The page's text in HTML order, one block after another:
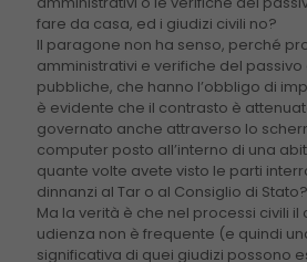
fare da casa, ed i giudizi civili no?
Il paragone non ha senso, perché
amministrativi e verifiche del
pubbliche, che hanno l’obbligo di
è evidente che il contrasto è
governato anche attraverso lo
computer posto all’interno di una
quante volte avete visto le parti
dinnanzi al Tar o al Consiglio di Stato?
Ma la verità è che nel processi civili
udienza non è frequente (e quindi
significativa di quei giudizi possono